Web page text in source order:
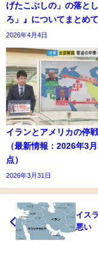
げたこぶしの」の落と
ろ」』についてまとめ
2026年4月4日
イランとアメリカの停
（最新情報：2026年3
点）
2026年3月31日
イス
悪い